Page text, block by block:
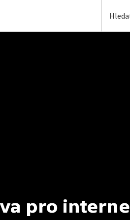
pro